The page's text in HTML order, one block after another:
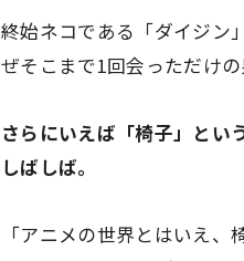
終始ネコである「ダイジン
ぜそこまで1回会っただけ
さらにいえば「椅子」とい
しばしば。
「アニメの世界とはいえ